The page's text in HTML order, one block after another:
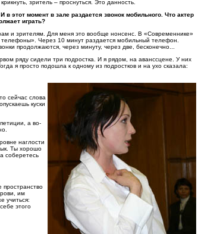
зритель – проснуться. Это данность.
в этот момент в зале раздается звонок мобильного. Что актер
играть?
и зрителям. Для меня это вообще нонсенс. В «Современнике»
Через 10 минут раздается мобильный телефон.
продолжаются, через минуту, через две, бесконечно...
ряду сидели три подростка. И я рядом, на аванссцене. У них
я просто подошла к одному из подростков и на ухо сказала:
сейчас слова
куски
а во-
наглости
Ты хорошо
соберетесь
им
учиться:
этого